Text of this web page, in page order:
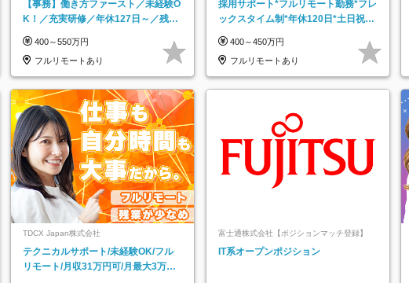
【事務】働き方ファースト／未経験O
K！／充実研修／年休127日～／残業
400～550万円
フルリモートあり
採用サポート*フルリモート勤務*フレ
ックスタイム制*年休120日*土日祝休
400～450万円
フルリモートあり
TDCX Japan株式会社
テクニカルサポート/未経験OK/フル
リモート/月収31万円可/月最大3万の
富士通株式会社【ポジションマッチ登録】
IT系オープンポジション